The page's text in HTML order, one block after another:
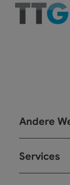
Andere
Services